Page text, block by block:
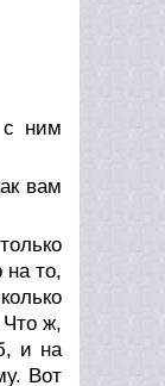
ним
вам
на то,
Что ж,
и на
Вот